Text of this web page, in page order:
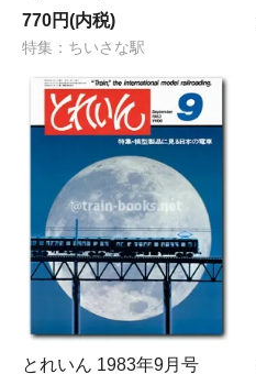
770円(内税)
特集：ちいさな駅
とれいん 1983年9月号